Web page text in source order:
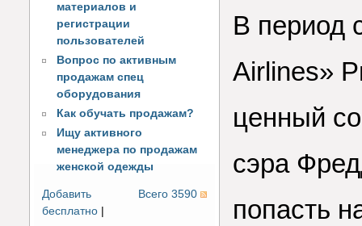
материалов и
регистрации
пользователей
Вопрос по активным
продажам спец
оборудования
Как обучать продажам?
Ищу активного
менеджера по продажам
женской одежды
Всего 3590
Добавить
бесплатно |
В период
Airlines»
ценный
сэра
попасть